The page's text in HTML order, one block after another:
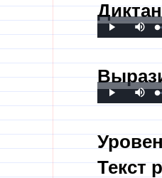
Play
Mute
Play
Mute
Текст